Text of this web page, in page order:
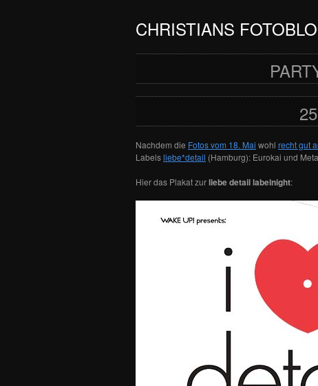
CHRISTIANS
Nachdem die Fotos vom 18. Mai wohl recht gut
Labelsliebe*detail (Hamburg): Eurokai und
Hier das Plakat zurliebe detail labelnight: